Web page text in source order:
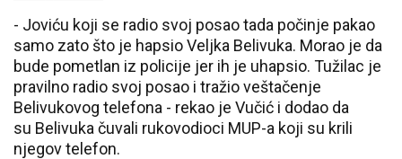
- Joviću koji se radio svoj posao tada počinje pakao
samo zato što je hapsio Veljka Belivuka. Morao je da
bude pometlan iz policije jer ih je uhapsio. Tužilac je
pravilno radio svoj posao i tražio veštačenje
Belivukovog telefona - rekao je Vučić i dodao da
su Belivuka čuvali rukovodioci MUP-a koji su krili
njegov telefon.